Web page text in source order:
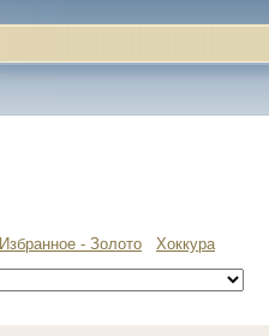
Избранное - Золото
Хоккура